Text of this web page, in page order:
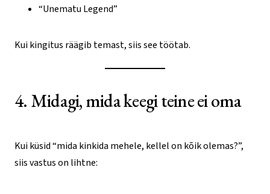
“Unematu Legend”
Kui kingitus räägib temast, siis see töötab.
4. Midagi, mida keegi teine ei oma
Kui küsid “mida kinkida mehele, kellel on kõik olemas?”,
siis vastus on lihtne: